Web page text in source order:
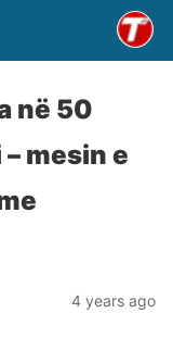
në 50
mesin e
4 years ago